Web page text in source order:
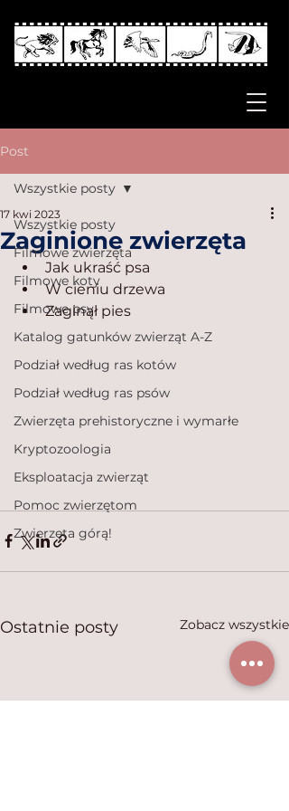
Post
Wszystkie posty
Filmowe zwierzęta
Filmowe koty
Filmowe psy
Katalog gatunków zwierząt A-Z
Podział według ras kotów
Podział według ras psów
Zwierzęta prehistoryczne i wymarłe
Kryptozoologia
Eksploatacja zwierząt
Pomoc zwierzętom
Zwierzęta górą!
Wszystkie posty
Zaginione zwierzęta
17 kwi 2023
Jak ukraść psa
W cieniu drzewa
Zaginął pies
Ostatnie posty Zobacz wszystkie